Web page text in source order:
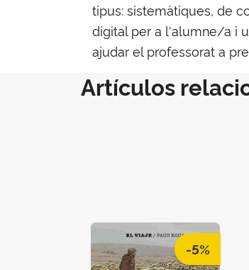
tipus: sistemàtiques, de
digital per a l'alumne/a i
ajudar el professorat a
Artículos
-5%